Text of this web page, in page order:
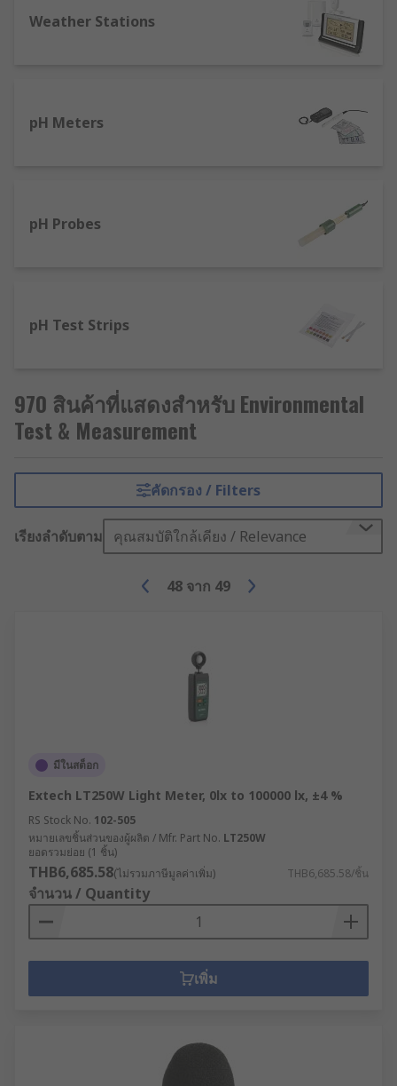
Weather Stations
pH Meters
pH Probes
pH Test Strips
970 สินค้าที่แสดงสำหรับ Environmental
Test & Measurement
คัดกรอง / Filters
เรียงลำดับตาม คุณสมบัติใกล้เคียง / Relevance
48 จาก 49
มีในสต็อก
Extech LT250W Light Meter, 0lx to 100000 lx, ±4 %
RS Stock No. 102-505
หมายเลขชิ้นส่วนของผู้ผลิต / Mfr. Part No. LT250W
ยอดรวมย่อย (1 ชิ้น)
THB6,685.58(ไม่รวมภาษีมูลค่าเพิ่ม) THB6,685.58/ชิ้น
จำนวน / Quantity
เพิ่ม